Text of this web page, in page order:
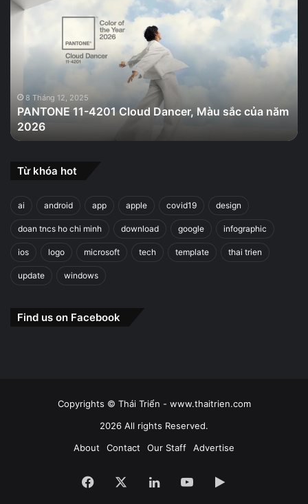
11-
Màu
của
năm
2026
8 Tháng 12, 2025
PANTONE 11-4201 Cloud Dancer, Màu sắc của năm
2026
Từ khóa hot
ai android app apple covid19 design
doan tncs ho chi minh download google infographic
ios logo microsoft tech template thai trien
update windows
Find us on Facebook
Copyrights © Thái Triển - www.thaitrien.com
2026 All rights Reserved.
About
Contact Our Staff Advertise
Facebook LinkedInYouTubeGoogle